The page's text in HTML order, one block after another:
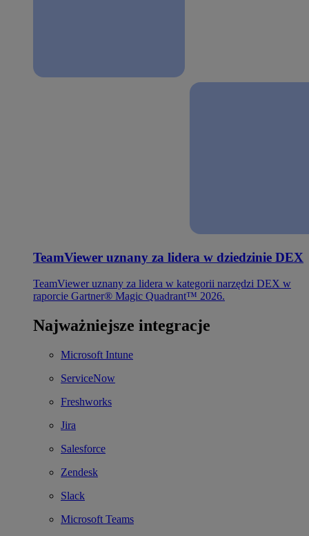
TeamViewer uznany za lidera w dziedzinie DEX
TeamViewer uznany za lidera w kategorii narzędzi DEX w
raporcie Gartner® Magic Quadrant™ 2026.
Najważniejsze integracje
Microsoft Intune
ServiceNow
Freshworks
Jira
Salesforce
Zendesk
Slack
Microsoft Teams